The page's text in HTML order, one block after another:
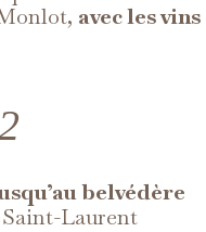
avec les vins
belvédère
Laurent